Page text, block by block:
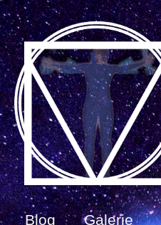
Blog Galerie